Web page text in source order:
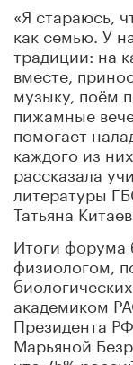
«Я стараюсь,
как семью. У
традиции: на
вместе,
музыку, поём
пижамные
помогает
каждого из
рассказала
литературы
Татьяна
Итоги форума
физиологом,
академиком
Президента
Марьяной